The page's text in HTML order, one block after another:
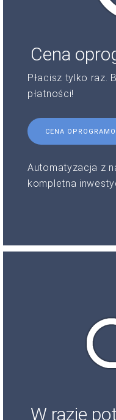
Cena
Płacisz tylko raz.
płatności!
CENA
Automatyzacja z
kompletna
W razie